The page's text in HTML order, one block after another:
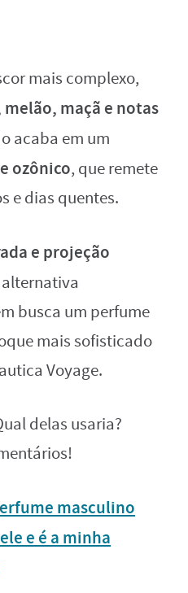
mais complexo,
maçã e notas
acaba em um
ozônico, que remete
e dias quentes.
e projeção
alternativa
busca um perfume
mais sofisticado
Voyage.
delas usaria?
masculino
e é a minha